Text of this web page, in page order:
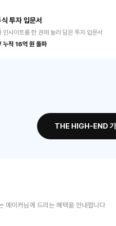
투자 입문서
인사이트를 한 권에 눌러 담은 투자 입문서
누적 16억 원 돌파
THE HIGH-END
메이커님께 드리는 혜택을 안내합니다